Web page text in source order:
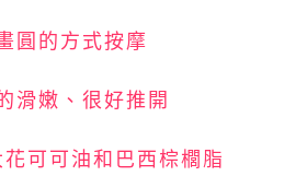
圓的方式按摩
滑嫩、很好推開
可可油和巴西棕櫚脂